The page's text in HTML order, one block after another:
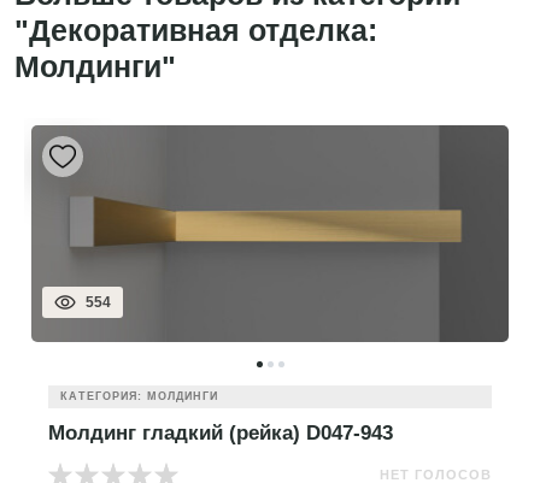
"Декоративная отделка:
Молдинги"
554
КАТЕГОРИЯ: МОЛДИНГИ
Молдинг гладкий (рейка) D047-943
НЕТ ГОЛОСОВ